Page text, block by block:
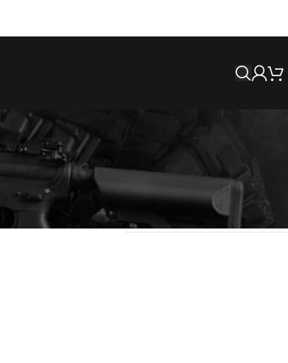
Mostrando todos os 2 resultados